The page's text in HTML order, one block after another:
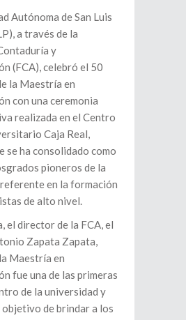
Autónoma de San Luis
a través de la
y
(FCA), celebró el 50
la Maestría en
con una ceremonia
realizada en el Centro
Caja Real,
se ha consolidado como
pioneros de la
en la formación
de alto nivel.
el director de la FCA, el
Zapata Zapata,
Maestría en
fue una de las primeras
de la universidad y
de brindar a los